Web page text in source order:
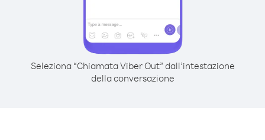
Seleziona “Chiamata Viber Out” dall’intestazione
della conversazione